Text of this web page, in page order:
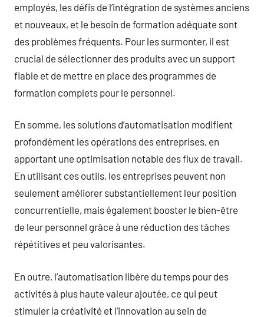
employés, les défis de l’intégration de systèmes anciens
et nouveaux, et le besoin de formation adéquate sont
des problèmes fréquents. Pour les surmonter, il est
crucial de sélectionner des produits avec un support
fiable et de mettre en place des programmes de
formation complets pour le personnel.
En somme, les solutions d’automatisation modifient
profondément les opérations des entreprises, en
apportant une optimisation notable des flux de travail.
En utilisant ces outils, les entreprises peuvent non
seulement améliorer substantiellement leur position
concurrentielle, mais également booster le bien-être
de leur personnel grâce à une réduction des tâches
répétitives et peu valorisantes.
En outre, l’automatisation libère du temps pour des
activités à plus haute valeur ajoutée, ce qui peut
stimuler la créativité et l’innovation au sein de